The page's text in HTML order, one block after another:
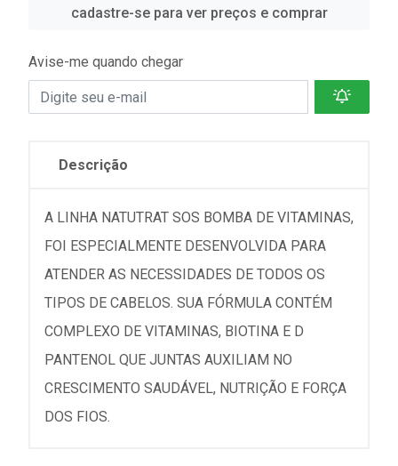
cadastre-se para ver preços e comprar
Avise-me quando chegar
Descrição
A LINHA NATUTRAT SOS BOMBA DE VITAMINAS,
FOI ESPECIALMENTE DESENVOLVIDA PARA
ATENDER AS NECESSIDADES DE TODOS OS
TIPOS DE CABELOS. SUA FÓRMULA CONTÉM
COMPLEXO DE VITAMINAS, BIOTINA E D
PANTENOL QUE JUNTAS AUXILIAM NO
CRESCIMENTO SAUDÁVEL, NUTRIÇÃO E FORÇA
DOS FIOS.